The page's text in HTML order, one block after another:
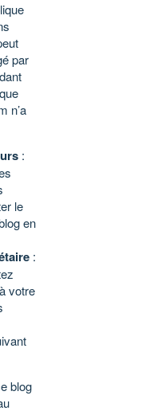
par
n’a
:
le
en
:
votre
blog